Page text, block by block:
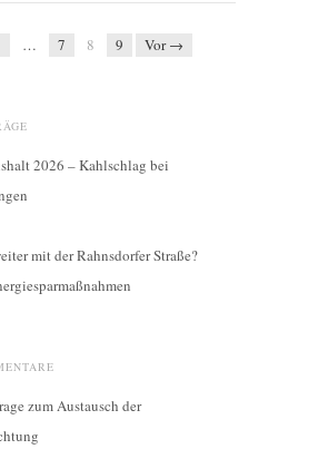
… 7 8 9 Vor →
2026 – Kahlschlag bei
mit der Rahnsdorfer Straße?
zum Austausch der